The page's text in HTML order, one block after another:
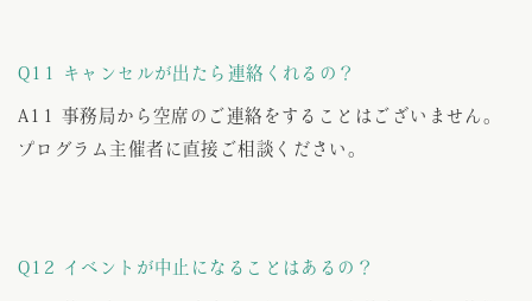
Q11 キャンセルが出たら連絡くれるの？
A11 事務局から空席のご連絡をすることはございません。
プログラム主催者に直接ご相談ください。
Q12 イベントが中止になることはあるの？